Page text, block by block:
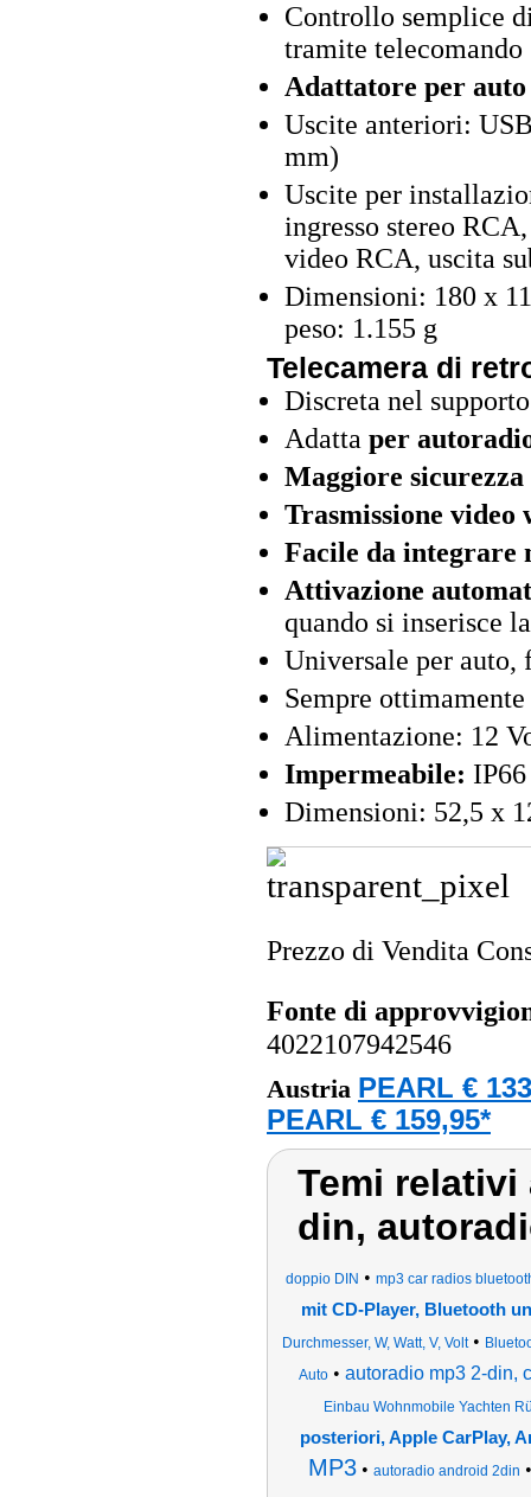
Controllo semplice
tramite telecomando
Adattatore per
Uscite anteriori:
mm)
Uscite per
ingresso stereo
video RCA, uscita
Dimensioni: 180 x
peso: 1.155 g
Telecamera di
Discreta nel
Adatta per
Maggiore sicurezza
Trasmissione video
Facile da integrare
Attivazione
quando si inserisce
Universale per auto,
Sempre
Alimentazione: 12
Impermeabile: IP66
Dimensioni: 52,5 x
Prezzo di Vendita
Fonte di
4022107942546
Austria PEARL €
PEARL € 159,95*
Temi
din,
doppio DIN • mp3 car radios
mit CD-Player, Bluetooth
Durchmesser, W, Watt, V, Volt•
Auto• autoradio mp3 2-din,
Einbau Wohnmobile Yachten
posteriori, Apple CarPlay,
MP3• autoradio android 2din